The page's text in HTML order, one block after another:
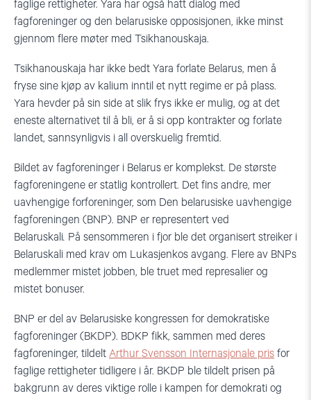
faglige rettigheter. Yara har også hatt dialog med
fagforeninger og den belarusiske opposisjonen, ikke minst
gjennom flere møter med Tsikhanouskaja.
Tsikhanouskaja har ikke bedt Yara forlate Belarus, men å
fryse sine kjøp av kalium inntil et nytt regime er på plass.
Yara hevder på sin side at slik frys ikke er mulig, og at det
eneste alternativet til å bli, er å si opp kontrakter og forlate
landet, sannsynligvis i all overskuelig fremtid.
Bildet av fagforeninger i Belarus er komplekst. De største
fagforeningene er statlig kontrollert. Det fins andre, mer
uavhengige forforeninger, som Den belarusiske uavhengige
fagforeningen (BNP). BNP er representert ved
Belaruskali. På sensommeren i fjor ble det organisert streiker i
Belaruskali med krav om Lukasjenkos avgang. Flere av BNPs
medlemmer mistet jobben, ble truet med represalier og
mistet bonuser.
BNP er del av Belarusiske kongressen for demokratiske
fagforeninger (BKDP). BDKP fikk, sammen med deres
fagforeninger, tildelt Arthur Svensson Internasjonale pris for
faglige rettigheter tidligere i år. BKDP ble tildelt prisen på
bakgrunn av deres viktige rolle i kampen for demokrati og